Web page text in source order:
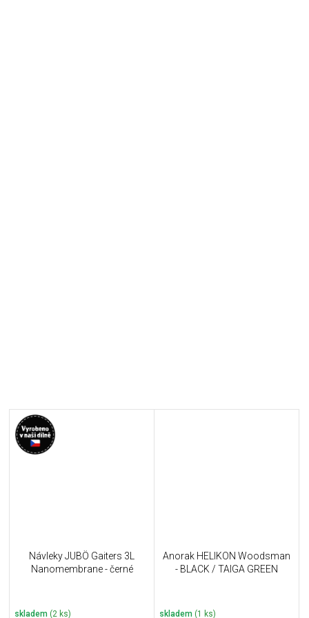
Návleky JUBÖ Gaiters 3L
Nanomembrane - černé
skladem (2 ks)
Anorak HELIKON Woodsman
- BLACK / TAIGA GREEN
skladem (1 ks)